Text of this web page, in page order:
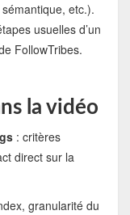
etc.).
usuelles d’un
FollowTribes.
la vidéo
: critères
direct sur la
granularité du